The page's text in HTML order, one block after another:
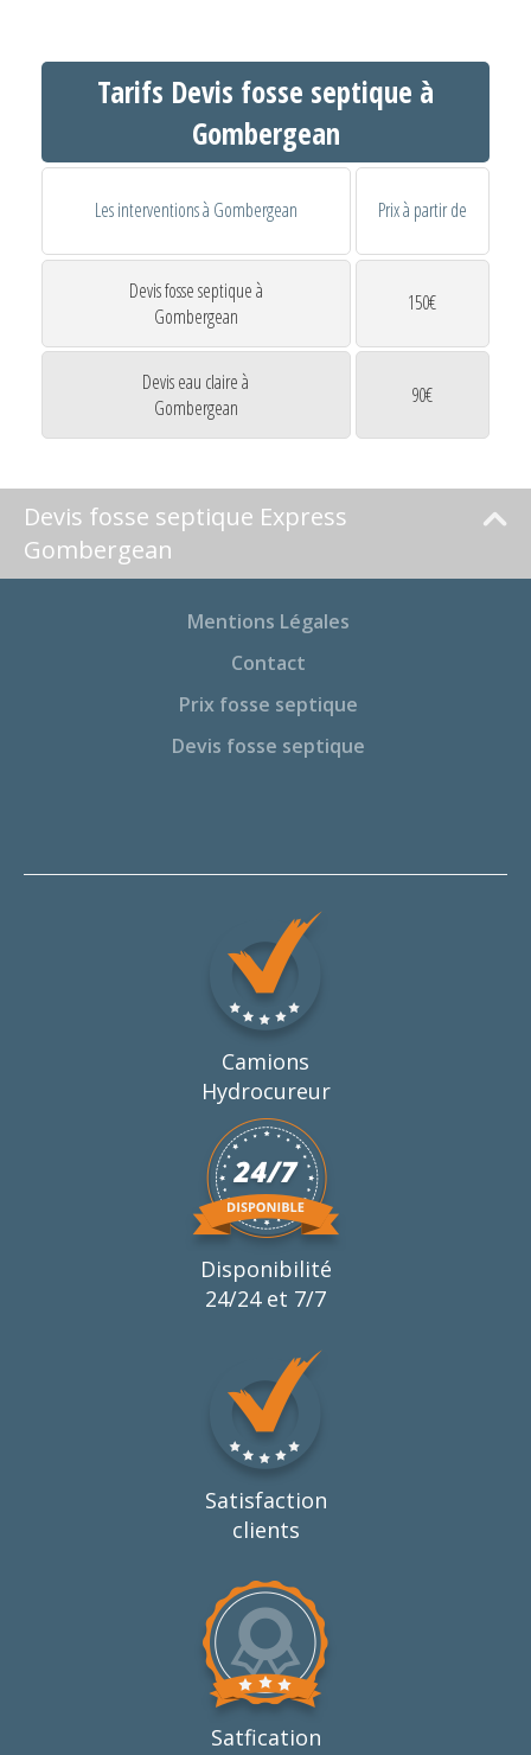
Tarifs Devis fosse septique à
Gombergean
Les interventions à Gombergean Prix à partir de
Devis fosse septique à
Gombergean
150€
Devis eau claire à
Gombergean
90€
Devis fosse septique Express
Gombergean
Mentions Légales
Contact
Prix fosse septique
Devis fosse septique
Camions
Hydrocureur
Disponibilité
24/24 et 7/7
Satisfaction
clients
Satfication